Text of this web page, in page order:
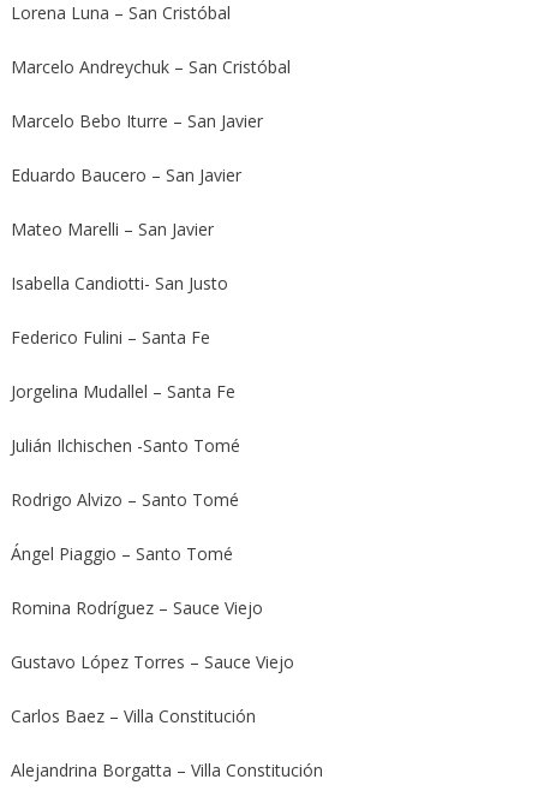
Lorena Luna – San Cristóbal
Marcelo Andreychuk – San Cristóbal
Marcelo Bebo Iturre – San Javier
Eduardo Baucero – San Javier
Mateo Marelli – San Javier
Isabella Candiotti- San Justo
Federico Fulini – Santa Fe
Jorgelina Mudallel – Santa Fe
Julián Ilchischen -Santo Tomé
Rodrigo Alvizo – Santo Tomé
Ángel Piaggio – Santo Tomé
Romina Rodríguez – Sauce Viejo
Gustavo López Torres – Sauce Viejo
Carlos Baez – Villa Constitución
Alejandrina Borgatta – Villa Constitución